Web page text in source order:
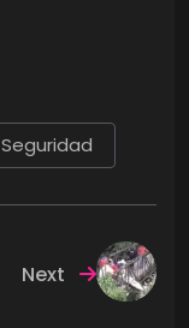
Seguridad
Next